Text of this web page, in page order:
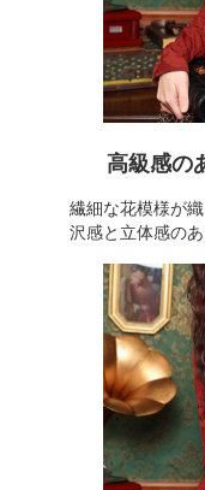
高級感の
繊細な花模様が
沢感と立体感の